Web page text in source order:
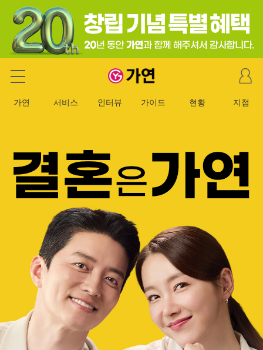
가연 결혼정보회사
마
이
이
가연 서비스 인터뷰 가이드 현황 지점